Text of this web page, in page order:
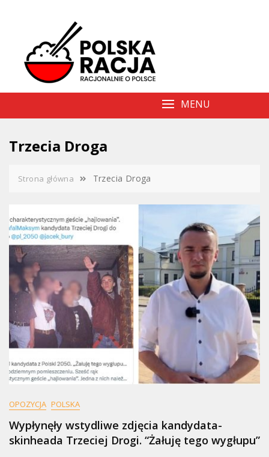
MENU
Trzecia Droga
Strona główna Trzecia Droga
OPOZYCJA POLSKA
Wypłynęły wstydliwe zdjęcia kandydata-
skinheada Trzeciej Drogi. “Żałuję tego wygłupu”